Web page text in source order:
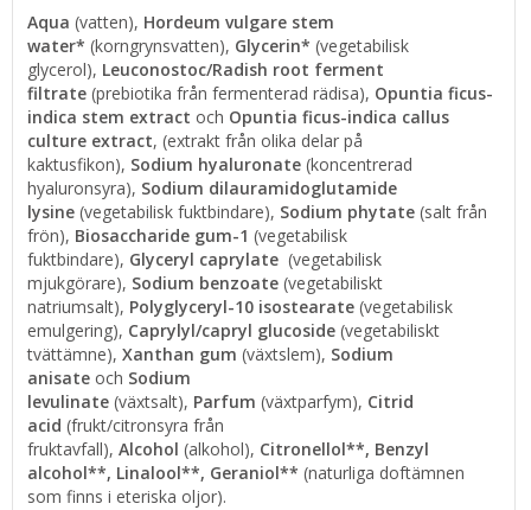
Aqua (vatten), Hordeum vulgare stem
water* (korngrynsvatten), Glycerin* (vegetabilisk
glycerol), Leuconostoc/Radish root ferment
filtrate (prebiotika från fermenterad rädisa), Opuntia ficus-
indica stem extract och Opuntia ficus-indica callus
culture extract, (extrakt från olika delar på
kaktusfikon), Sodium hyaluronate (koncentrerad
hyaluronsyra), Sodium dilauramidoglutamide
lysine (vegetabilisk fuktbindare), Sodium phytate (salt från
frön), Biosaccharide gum-1 (vegetabilisk
fuktbindare), Glyceryl caprylate (vegetabilisk
mjukgörare), Sodium benzoate (vegetabiliskt
natriumsalt), Polyglyceryl-10 isostearate (vegetabilisk
emulgering), Caprylyl/capryl glucoside (vegetabiliskt
tvättämne), Xanthan gum (växtslem), Sodium
anisate och Sodium
levulinate (växtsalt), Parfum (växtparfym), Citrid
acid (frukt/citronsyra från
fruktavfall), Alcohol (alkohol), Citronellol**, Benzyl
alcohol**, Linalool**, Geraniol** (naturliga doftämnen
som finns i eteriska oljor).